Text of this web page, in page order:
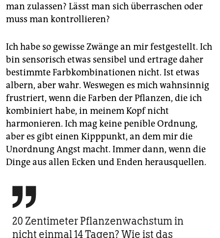
man zulassen? Lässt man sich überraschen oder
muss man kontrollieren?
Ich habe so gewisse Zwänge an mir festgestellt. Ich
bin sensorisch etwas sensibel und ertrage daher
bestimmte Farbkombinationen nicht. Ist etwas
albern, aber wahr. Weswegen es mich wahnsinnig
frustriert, wenn die Farben der Pflanzen, die ich
kombiniert habe, in meinem Kopf nicht
harmonieren. Ich mag keine penible Ordnung,
aber es gibt einen Kipppunkt, an dem mir die
Unordnung Angst macht. Immer dann, wenn die
Dinge aus allen Ecken und Enden herausquellen.

20 Zentimeter Pflanzenwachstum in
nicht einmal 14 Tagen? Wie ist das